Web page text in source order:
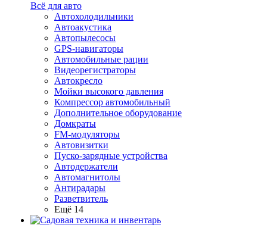
Всё для авто
Автохолодильники
Автоакустика
Автопылесосы
GPS-навигаторы
Автомобильные рации
Видеорегистраторы
Автокресло
Мойки высокого давления
Компрессор автомобильный
Дополнительное оборудование
Домкраты
FM-модуляторы
Автовизитки
Пуско-зарядные устройства
Автодержатели
Автомагнитолы
Антирадары
Разветвитель
Ещё 14